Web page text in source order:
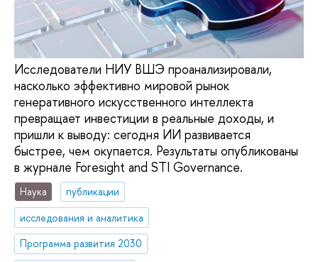
Исследователи НИУ ВШЭ проанализировали,
насколько эффективно мировой рынок
генеративного искусственного интеллекта
превращает инвестиции в реальные доходы, и
пришли к выводу: сегодня ИИ развивается
быстрее, чем окупается. Результаты опубликованы
в журнале Foresight and STI Governance.
Наука
публикации
исследования и аналитика
Программа развития 2030